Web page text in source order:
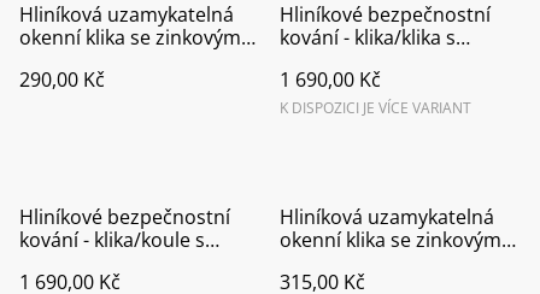
Hliníková uzamykatelná
okenní klika se zinkovým
290,00 Kč
Hliníkové bezpečnostní
kování - klika/klika s
1 690,00 Kč
K DISPOZICI JE VÍCE VARIANT
Hliníkové bezpečnostní
kování - klika/koule s
1 690,00 Kč
Hliníková uzamykatelná
okenní klika se zinkovým
315,00 Kč